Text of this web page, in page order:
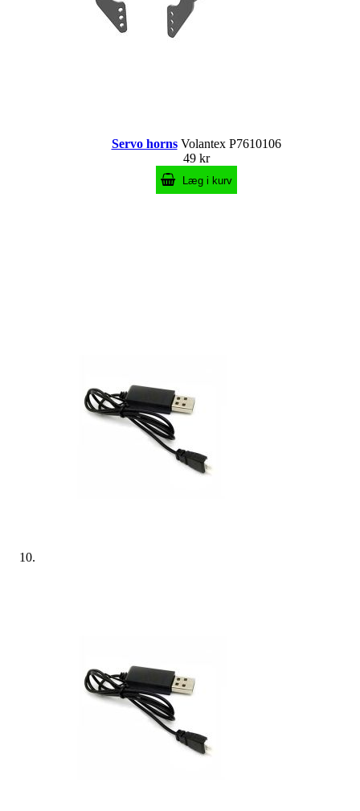
Servo horns Volantex P7610106
49 kr
Læg i kurv